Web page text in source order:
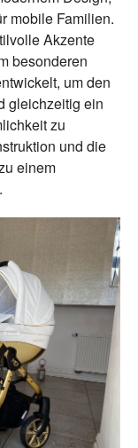
mobile Familien.
Akzente
besonderen
um den
gleichzeitig ein
zu
und die
einem